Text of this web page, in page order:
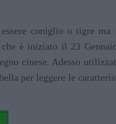
coniglio o tigre ma
è iniziato il 23
cinese. Adesso
per leggere le